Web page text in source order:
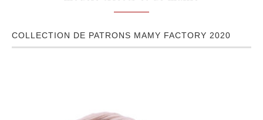
COLLECTION DE PATRONS MAMY FACTORY 2020